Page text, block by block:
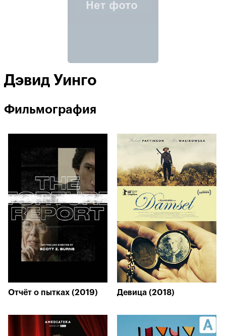
Дэвид Уинго
Фильмография
Отчёт о пытках (2019) Девица (2018)